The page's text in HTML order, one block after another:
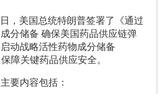
，美国总统特朗普签署了《通过
分储备 确保美国药品供应链弹
动战略活性药物成分储备
障关键药品供应安全。
要内容包括：